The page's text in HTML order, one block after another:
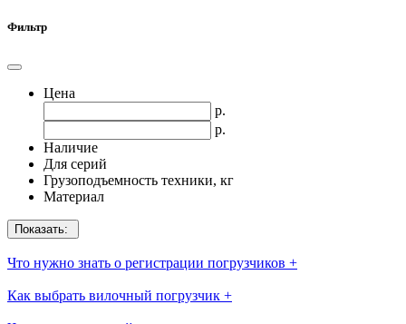
Фильтр
Цена
р.
р.
Наличие
Для серий
Грузоподъемность техники, кг
Материал
Показать:
Что нужно знать о регистрации погрузчиков +
Как выбрать вилочный погрузчик +